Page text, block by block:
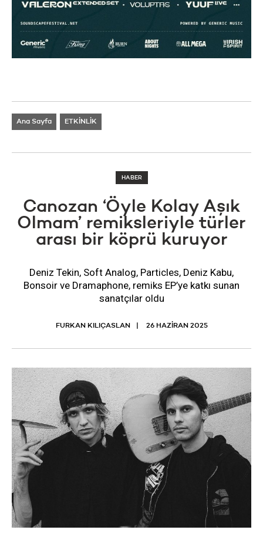
Ana Sayfa ETKİNLİK
HABER
Canozan ‘Öyle Kolay Aşık
Olmam’ remiksleriyle türler
arası bir köprü kuruyor
Deniz Tekin, Soft Analog, Particles, Deniz Kabu,
Bonsoir ve Dramaphone, remiks EP’ye katkı sunan
sanatçılar oldu
FURKAN KILIÇASLAN 26 HAZIRAN 2025